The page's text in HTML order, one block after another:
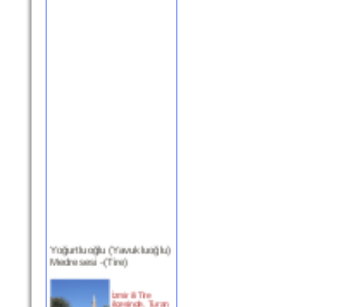
Medresesi -(Tire)
ilçesinde, Turan
Mahallesi,